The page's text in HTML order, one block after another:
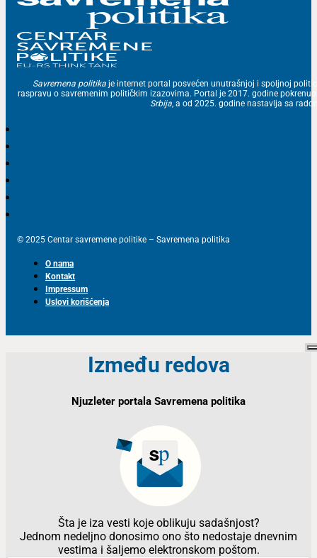
Savremena politika je internet portal posvećen unutrašnjoj i spoljnoj
raspravu o savremenim političkim izazovima. Portal je 2017. godine
Srbija, a od 2025. godine nastavlja sa
© 2025 Centar savremene politike – Savremena politika
O nama
Kontakt
Impressum
Uslovi korišćenja
Između redova
Njuzleter portala Savremena politika
Šta je iza vesti koje oblikuju sadašnjost?
Jednom nedeljno donosimo ono što nedostaje dnevnim
vestima i šaljemo elektronskom poštom.